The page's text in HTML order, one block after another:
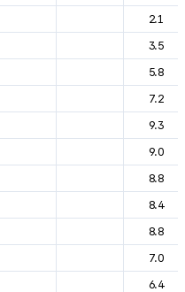
2.1
3.5
5.8
7.2
9.3
9.0
8.8
8.4
8.8
7.0
6.4